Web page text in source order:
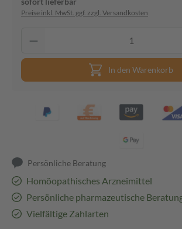
Preise inkl. MwSt. ggf. zzgl. Versandkosten
In den Warenkorb
Persönliche Beratung
Homöopathisches Arzneimittel
Persönliche pharmazeutische
Vielfältige Zahlarten